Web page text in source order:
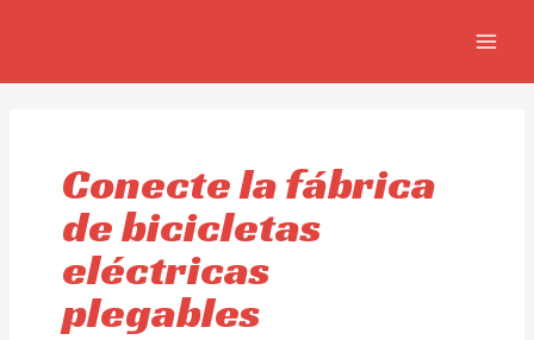
Conecte la fábrica
de bicicletas
eléctricas
plegables